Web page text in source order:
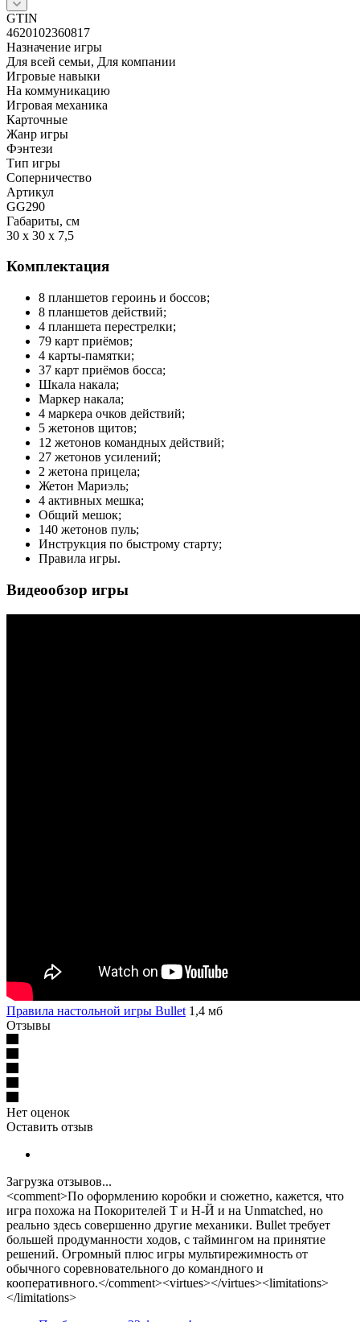
GTIN
4620102360817
Назначение игры
Для всей семьи, Для компании
Игровые навыки
На коммуникацию
Игровая механика
Карточные
Жанр игры
Фэнтези
Тип игры
Соперничество
Артикул
GG290
Габариты, см
30 x 30 x 7,5
Комплектация
8 планшетов героинь и боссов;
8 планшетов действий;
4 планшета перестрелки;
79 карт приёмов;
4 карты-памятки;
37 карт приёмов босса;
Шкала накала;
Маркер накала;
4 маркера очков действий;
5 жетонов щитов;
12 жетонов командных действий;
27 жетонов усилений;
2 жетона прицела;
Жетон Мариэль;
4 активных мешка;
Общий мешок;
140 жетонов пуль;
Инструкция по быстрому старту;
Правила игры.
Видеообзор игры
Правила настольной игры Bullet 1,4 мб
Отзывы
Нет оценок
Оставить отзыв
Загрузка отзывов...
<comment>По оформлению коробки и сюжетно, кажется, что
игра похожа на Покорителей Т и Н-Й и на Unmatched, но
реально здесь совершенно другие механики. Bullet требует
большей продуманности ходов, с таймингом на принятие
решений. Огромный плюс игры мультирежимность от
обычного соревновательного до командного и
кооперативного.</comment><virtues></virtues><limitations>
</limitations>